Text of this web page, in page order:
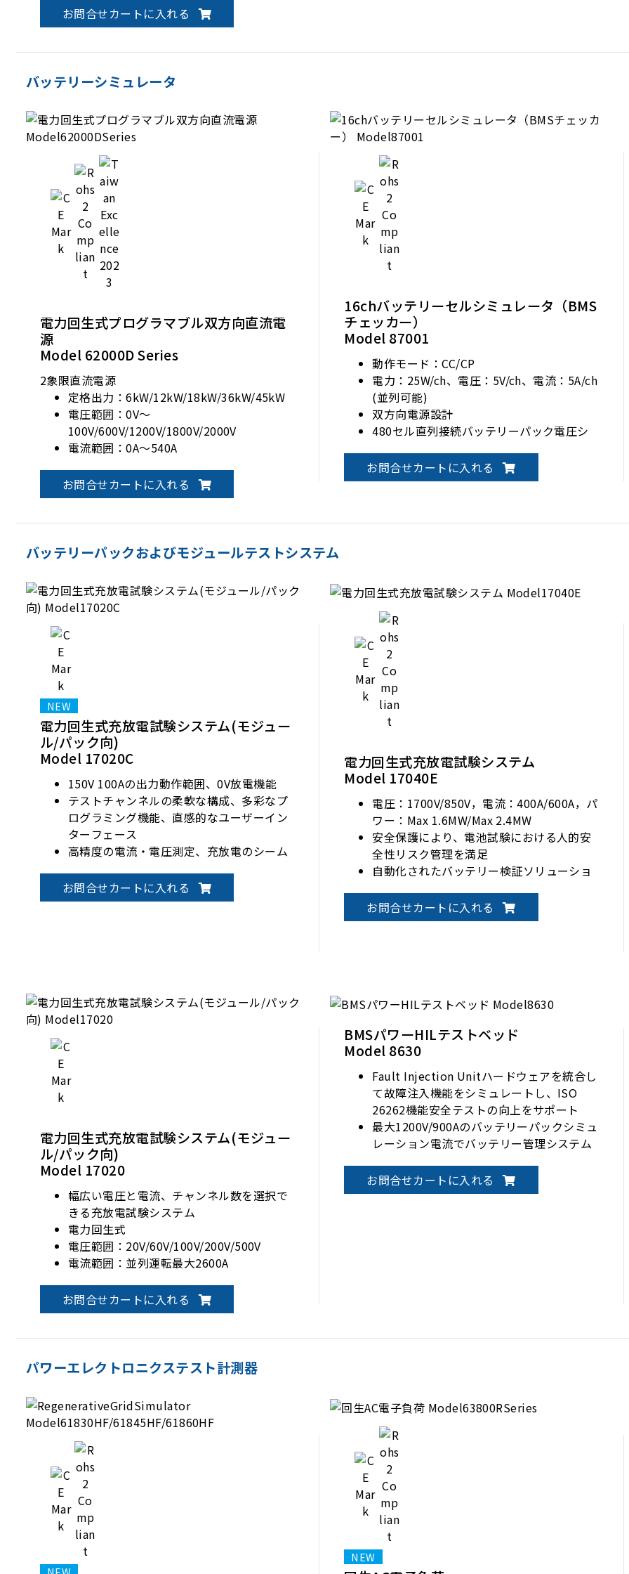
製品と測定機器で組合せたシステムであり、PCS
グリッド接続測定、PCS性能測定、PCS出力/入
お問合せカートに入れる
バッテリーシミュレータ
電力回生式プログラマブル双方向直流電
源
Model 62000D Series
2象限直流電源
定格出力：6kW/12kW/18kW/36kW/45kW
電圧範囲：0V～
100V/600V/1200V/1800V/2000V
電流範囲：0A～540A
お問合せカートに入れる
16chバッテリーセルシミュレータ（BMS
チェッカー）
Model 87001
動作モード：CC/CP
電力：25W/ch、電圧：5V/ch、電流：5A/ch
(並列可能)
双方向電源設計
480セル直列接続バッテリーパック電圧シ
お問合せカートに入れる
バッテリーパックおよびモジュールテストシステム
電力回生式充放電試験システム(モジュー
ル/パック向)
Model 17020C
150V 100Aの出力動作範囲、0V放電機能
テストチャンネルの柔軟な構成、多彩なプ
ログラミング機能、直感的なユーザーイン
ターフェース
高精度の電流・電圧測定、充放電のシーム
流
バッテリーモジュール/パックの設計検証、
お問合せカートに入れる
電力回生式充放電試験システム
Model 17040E
電圧：1700V/850V，電流：400A/600A，パ
ワー：Max 1.6MW/Max 2.4MW
安全保護により、電池試験における人的安
全性リスク管理を満足
自動化されたバッテリー検証ソリューショ
お問合せカートに入れる
電力回生式充放電試験システム(モジュー
ル/パック向)
Model 17020
幅広い電圧と電流、チャンネル数を選択で
きる充放電試験システム
電力回生式
電圧範囲：20V/60V/100V/200V/500V
電流範囲：並列運転最大2600A
お問合せカートに入れる
BMSパワーHILテストベッド
Model 8630
Fault Injection Unitハードウェアを統合し
て故障注入機能をシミュレートし、ISO
26262機能安全テストの向上をサポート
最大1200V/900Aのバッテリーパックシミュ
レーション電流でバッテリー管理システム
パラメータ
バッテリー管理システムの静的または動的
お問合せカートに入れる
パワーエレクトロニクステスト計測器